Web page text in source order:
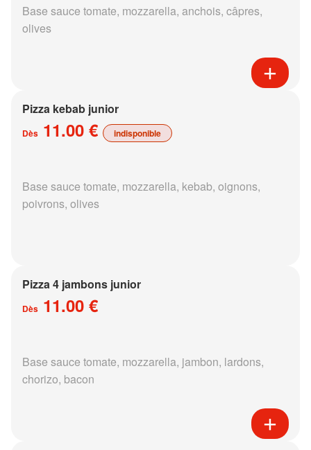
Base sauce tomate, mozzarella, anchois, câpres,
olives
Pizza kebab junior
Dès 11.00 € indisponible
Base sauce tomate, mozzarella, kebab, oignons,
poivrons, olives
Pizza 4 jambons junior
Dès 11.00 €
Base sauce tomate, mozzarella, jambon, lardons,
chorizo, bacon